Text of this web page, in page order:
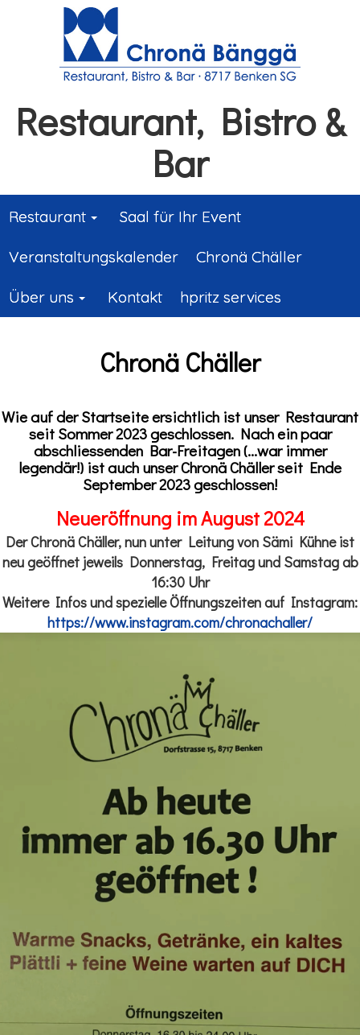
Restaurant, Bistro &
Bar
Restaurant Saal für Ihr Event
Veranstaltungskalender Chronä Chäller
Über uns Kontakt hpritz services
Chronä Chäller
Wie auf der Startseite ersichtlich ist unser Restaurant
seit Sommer 2023 geschlossen. Nach ein paar
abschliessenden Bar-Freitagen (...war immer
legendär!) ist auch unser Chronä Chäller seit Ende
September 2023 geschlossen!
Neueröffnung im August 2024
Der Chronä Chäller, nun unter Leitung von Sämi Kühne ist
neu geöffnet jeweils Donnerstag, Freitag und Samstag ab
16:30 Uhr
Weitere Infos und spezielle Öffnungszeiten auf Instagram:
https://www.instagram.com/chronachaller/